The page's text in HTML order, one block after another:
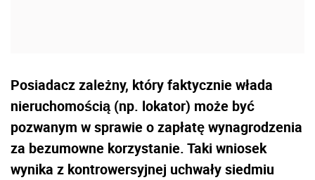
Posiadacz zależny, który faktycznie włada
nieruchomością (np. lokator) może być
pozwanym w sprawie o zapłatę wynagrodzenia
za bezumowne korzystanie. Taki wniosek
wynika z kontrowersyjnej uchwały siedmiu